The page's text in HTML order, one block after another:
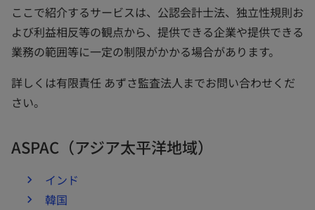
タ
ブ
で
開
ここで紹介するサービスは、公認会計士法、独立性規則お
よび利益相反等の観点から、提供できる企業や提供できる
業務の範囲等に一定の制限がかかる場合があります。
詳しくは有限責任 あずさ監査法人までお問い合わせくだ
さい。
ASPAC（アジア太平洋地域）
インド
韓国